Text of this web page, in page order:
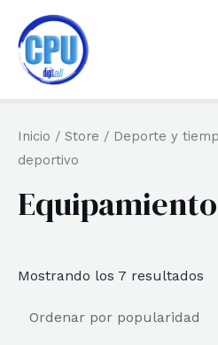
contenido
Inicio / Store / Deporte y
deportivo
Mostrando los 7 resultados